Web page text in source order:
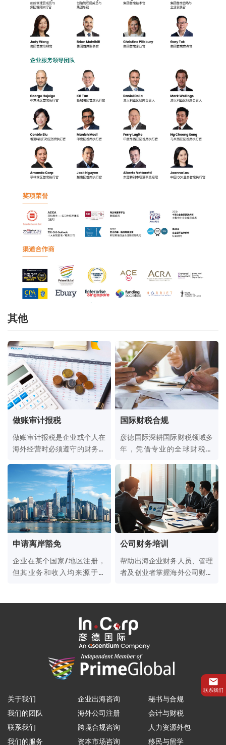
其他
做账审计报税
做账审计报税是企业或个人在
海外经营时必须遵守的财务合
法规、会计准则和税务政策。
国际财税合规
彦德国际深耕国际财税领域多
年，凭借专业的全球财税视
跨国企业提供定制化、全流程
的国际财税合规解决方案，助
力企业在合规框架内实现高效
运营与稳健发展。
申请离岸豁免
企业在某个国家/地区注册，
但其业务和收入均来源于境
公司财务培训
帮助出海企业财务人员、管理
者及创业者掌握海外公司财务
关于我们
我们的团队
联系我们
我们的服务
企业出海咨询
海外公司注册
跨境合规咨询
资本市场咨询
秘书与合规
会计与财税
人力资源外包
移民与留学
联系我们